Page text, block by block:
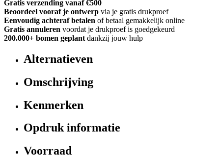
Gratis verzending vanaf €500
Beoordeel vooraf je ontwerp via je gratis drukproef
Eenvoudig achteraf betalen of betaal gemakkelijk online
Gratis annuleren voordat je drukproef is goedgekeurd
200.000+ bomen geplant dankzij jouw hulp
Alternatieven
Omschrijving
Kenmerken
Opdruk informatie
Voorraad